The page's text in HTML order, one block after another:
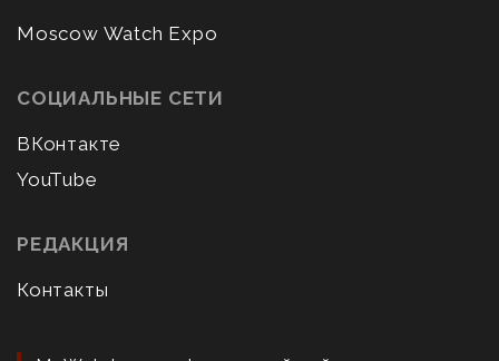
Moscow Watch Expo
СОЦИАЛЬНЫЕ СЕТИ
ВКонтакте
YouTube
РЕДАКЦИЯ
Контакты